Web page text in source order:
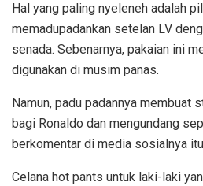
Hal yang paling nyeleneh adalah
memadupadankan setelan LV
senada. Sebenarnya, pakaian ini
digunakan di musim panas.
Namun, padu padannya membuat
bagi Ronaldo dan mengundang
berkomentar di media sosialnya
Celana hot pants untuk laki-laki